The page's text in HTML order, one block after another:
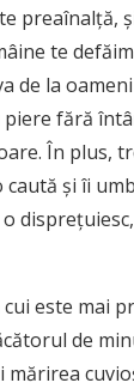
preaînalţă,
te
de la
fără
În plus,
caută şi îi
este mai
de
mărirea